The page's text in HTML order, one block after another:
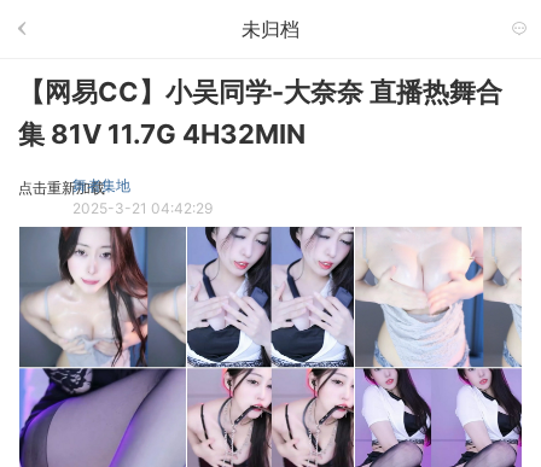
未归档
【网易CC】小吴同学-大奈奈 直播热舞合
集 81V 11.7G 4H32MIN
点击重新加载
舞者集地
2025-3-21 04:42:29